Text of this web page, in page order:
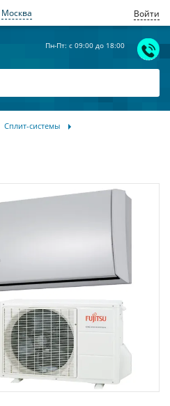
Москва Войти
Пн-Пт: с 09:00 до 18:00
Сплит-системы